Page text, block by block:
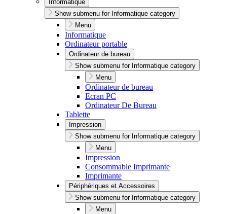
Informatique
Show submenu for Informatique category
Menu
Informatique
Ordinateur portable
Ordinateur de bureau
Show submenu for Informatique category
Menu
Ordinateur de bureau
Ecran PC
Ordinateur De Bureau
Tablette
Impression
Show submenu for Informatique category
Menu
Impression
Consommable Imprimante
Imprimante
Périphériques et Accessoires
Show submenu for Informatique category
Menu